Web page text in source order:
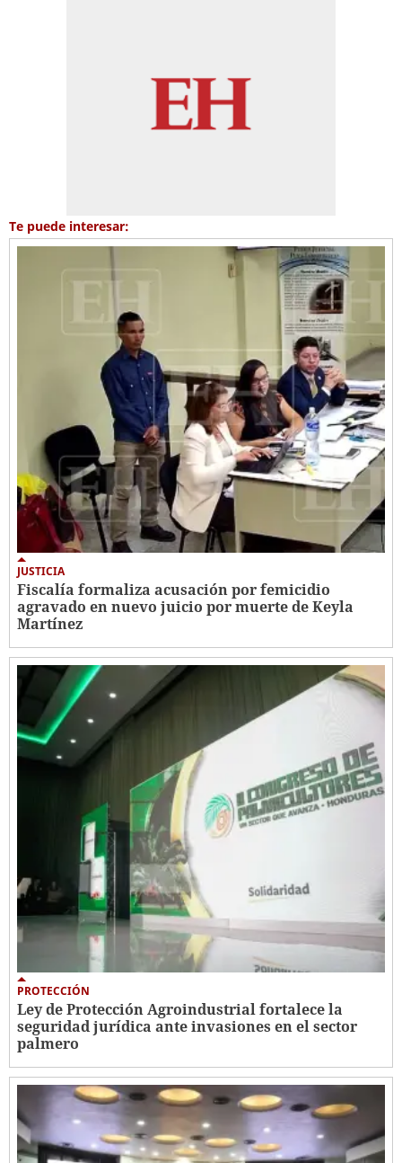
Te puede interesar:
JUSTICIA
Fiscalía formaliza acusación por femicidio
agravado en nuevo juicio por muerte de Keyla
Martínez
PROTECCIÓN
Ley de Protección Agroindustrial fortalece la
seguridad jurídica ante invasiones en el sector
palmero